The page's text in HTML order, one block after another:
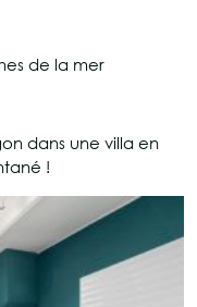
de la mer
dans une villa en
!